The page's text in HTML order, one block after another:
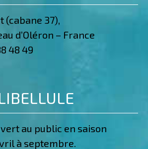
(cabane 37),
d’Oléron – France
48 49
au public en saison
à septembre.